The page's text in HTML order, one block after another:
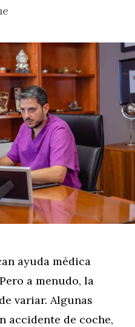
ayuda médica
a menudo, la
variar. Algunas
accidente de coche,